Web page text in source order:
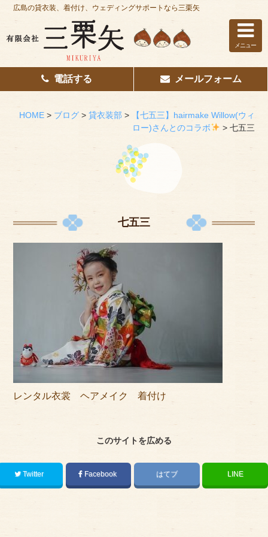
ホーム
はじめての方へ
着付け/教室
ブログ
ご利用の流れ
お問い合わせ
広島の貸衣装、着付け、ウェディングサポートなら三栗矢
メニュー
電話する メールフォーム
HOME> ブログ> 貸衣装部 >
【七五三】hairmake Willow(ウィ
ロー)さんとのコラボ
> 七五三
七五三
レンタル衣裳 ヘアメイク 着付け
このサイトを広める
Twitter Facebook はてブ LINE